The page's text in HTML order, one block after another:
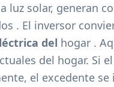
luz solar, generan
. El inversor
del hogar .
del hogar. Si
el excedente se